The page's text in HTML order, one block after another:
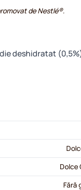
de Nestlé®.
deshidratat
Dolce
Fără